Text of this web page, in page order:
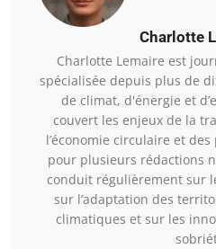
Charlotte
Charlotte Lemaire est
spécialisée depuis plus de
de climat, d'énergie et
couvert les enjeux de la
l’économie circulaire et
pour plusieurs rédactions
conduit régulièrement sur
sur l’adaptation des
climatiques et sur les